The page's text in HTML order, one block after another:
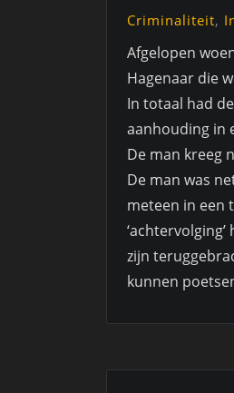
Criminaliteit,
Afgelopen
Hagenaar die
In totaal had
aanhouding in
De man kreeg
De man was
meteen in een
zijn
kunnen